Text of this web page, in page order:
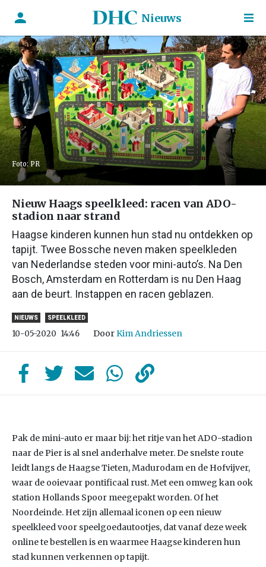
Nieuws
Foto: PR
Nieuw Haags speelkleed: racen van ADO-
stadion naar strand
Haagse kinderen kunnen hun stad nu ontdekken op
tapijt. Twee Bossche neven maken speelkleden
van Nederlandse steden voor mini-auto’s. Na Den
Bosch, Amsterdam en Rotterdam is nu Den Haag
aan de beurt. Instappen en racen geblazen.
NIEUWS SPEELKLEED
10-05-2020 14:46 DoorKim Andriessen
Pak de mini-auto er maar bij: het ritje van het ADO-stadion
naar de Pier is al snel anderhalve meter. De snelste route
leidt langs de Haagse Tieten, Madurodam en de Hofvijver,
waar de ooievaar pontificaal rust. Met een omweg kan ook
station Hollands Spoor meegepakt worden. Of het
Noordeinde. Het zijn allemaal iconen op een nieuw
speelkleed voor speelgoedautootjes, dat vanaf deze week
online te bestellen is en waarmee Haagse kinderen hun
stad kunnen verkennen op tapijt.